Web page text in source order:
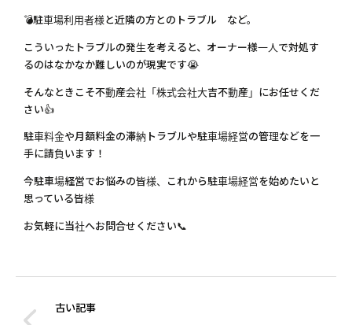
💣駐車場利用者様と近隣の方とのトラブル など。
こういったトラブルの発生を考えると、オーナー様一人で対処す
るのはなかなか難しいのが現実です😭
そんなときこそ不動産会社「株式会社大吉不動産」にお任せくだ
さい👍
駐車料金や月額料金の滞納トラブルや駐車場経営の管理などを一
手に請負います！
今駐車場経営でお悩みの皆様、これから駐車場経営を始めたいと
思っている皆様
お気軽に当社へお問合せください📞
古い記事